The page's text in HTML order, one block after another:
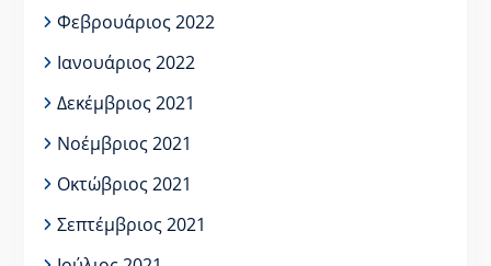
Φεβρουάριος 2022
Ιανουάριος 2022
Δεκέμβριος 2021
Νοέμβριος 2021
Οκτώβριος 2021
Σεπτέμβριος 2021